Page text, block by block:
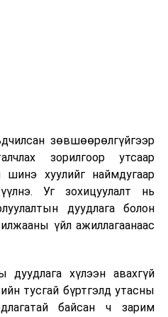
сарын 13-наас оюутнуудыг
эхэлнэ.
үйл ажиллагааны
сарын 17–28-ны өдрүүдэд
болон бусад аливаа
болно.
зөвшөөрөлгүйгээр
зорилгоор утсаар
шинэ хуулийг наймдугаар
Уг зохицуулалт нь
дуудлага болон
үйл ажиллагаанаас
дуудлага хүлээн авахгүй
тусгай бүртгэлд утасны
байсан ч зарим